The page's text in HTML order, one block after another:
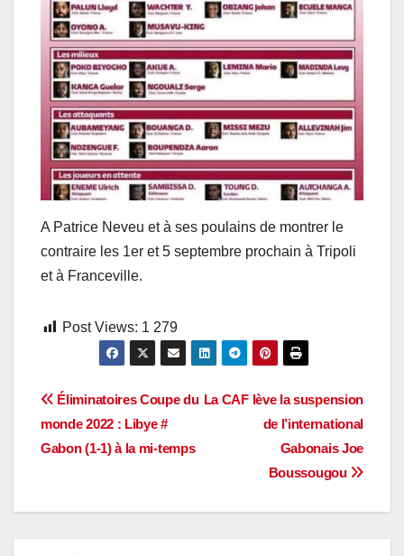
A Patrice Neveu et à ses poulains de montrer le
contraire les 1er et 5 septembre prochain à Tripoli
et à Franceville.
Post Views: 1 279
Navigation
de
La CAF lève la suspension
de l’international
Gabonais Joe
Boussougou
Éliminatoires Coupe du
monde 2022 : Libye #
Gabon (1-1) à la mi-temps